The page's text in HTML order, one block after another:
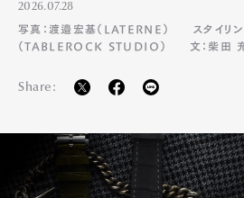
2026.07.28
写真：渡邉宏基（LATERNE）
スタイリ
（TABLEROCK STUDIO）
文：柴田
Share: